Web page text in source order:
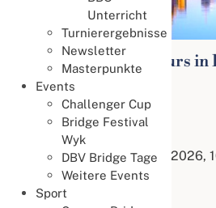
Unterricht
Turnierergebnisse
Newsletter
Masterpunkte
Events
Challenger Cup
Bridge Festival
Wyk
DBV Bridge Tage
Weitere Events
Sport
Bridge Anfängerkurs
Lernen & Trainieren
02. August 2026
Bridge kennenlernen
Start am 3. September 2026,
Donnerstags